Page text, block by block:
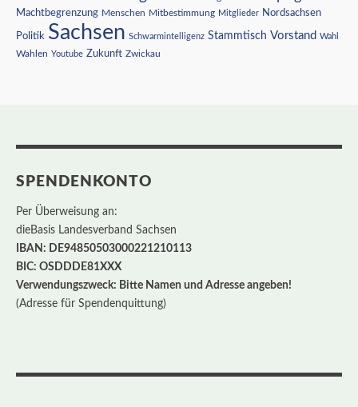
Machtbegrenzung Menschen Mitbestimmung Mitglieder Nordsachsen
Politik Sachsen Schwarmintelligenz Stammtisch Vorstand Wahl
Wahlen Youtube Zukunft Zwickau
SPENDENKONTO
Per Überweisung an:
dieBasis Landesverband Sachsen
IBAN: DE94850503000221210113
BIC: OSDDDE81XXX
Verwendungszweck: Bitte Namen und Adresse angeben!
(Adresse für Spendenquittung)